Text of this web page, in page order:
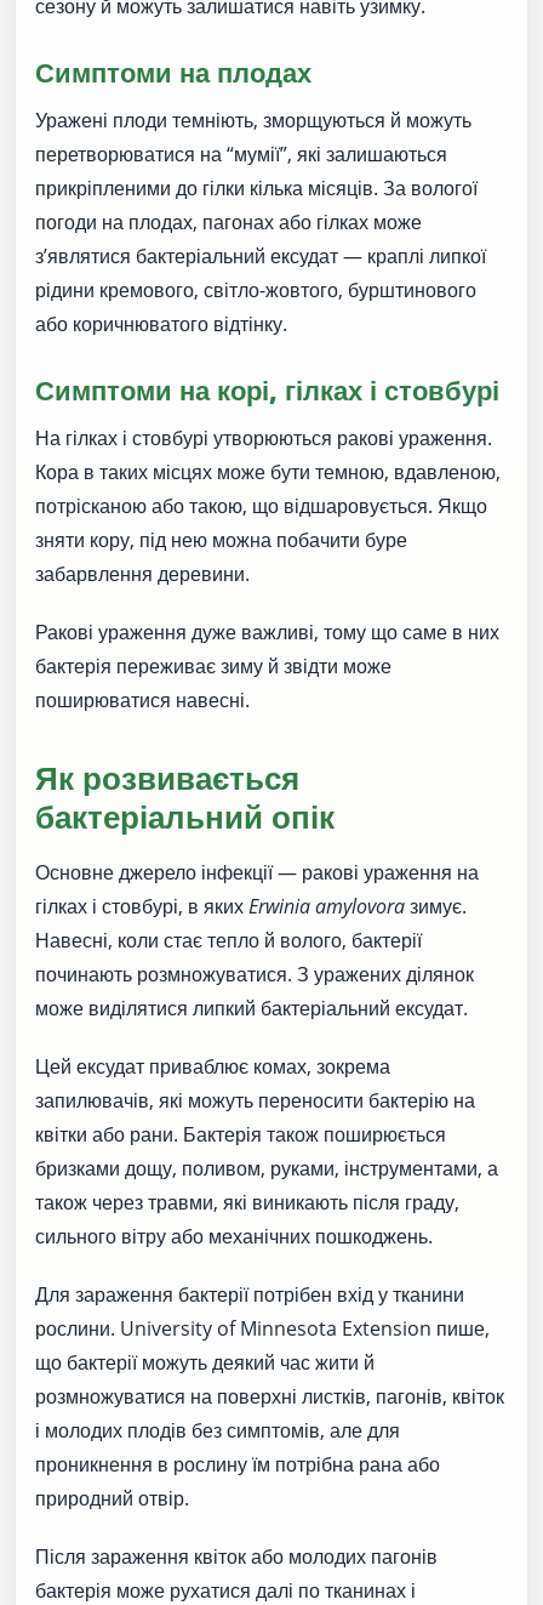
сезону й можуть залишатися навіть узимку.
Симптоми на плодах
Уражені плоди темніють, зморщуються й можуть
перетворюватися на “мумії”, які залишаються
прикріпленими до гілки кілька місяців. За вологої
погоди на плодах, пагонах або гілках може
з’являтися бактеріальний ексудат — краплі липкої
рідини кремового, світло-жовтого, бурштинового
або коричнюватого відтінку.
Симптоми на корі, гілках і стовбурі
На гілках і стовбурі утворюються ракові ураження.
Кора в таких місцях може бути темною, вдавленою,
потрісканою або такою, що відшаровується. Якщо
зняти кору, під нею можна побачити буре
забарвлення деревини.
Ракові ураження дуже важливі, тому що саме в них
бактерія переживає зиму й звідти може
поширюватися навесні.
Як розвивається
бактеріальний опік
Основне джерело інфекції — ракові ураження на
гілках і стовбурі, в якихErwinia amylovoraзимує.
Навесні, коли стає тепло й волого, бактерії
починають розмножуватися. З уражених ділянок
може виділятися липкий бактеріальний ексудат.
Цей ексудат приваблює комах, зокрема
запилювачів, які можуть переносити бактерію на
квітки або рани. Бактерія також поширюється
бризками дощу, поливом, руками, інструментами, а
також через травми, які виникають після граду,
сильного вітру або механічних пошкоджень.
Для зараження бактерії потрібен вхід у тканини
рослини. University of Minnesota Extension пише,
що бактерії можуть деякий час жити й
розмножуватися на поверхні листків, пагонів, квіток
і молодих плодів без симптомів, але для
проникнення в рослину їм потрібна рана або
природний отвір.
Після зараження квіток або молодих пагонів
бактерія може рухатися далі по тканинах і